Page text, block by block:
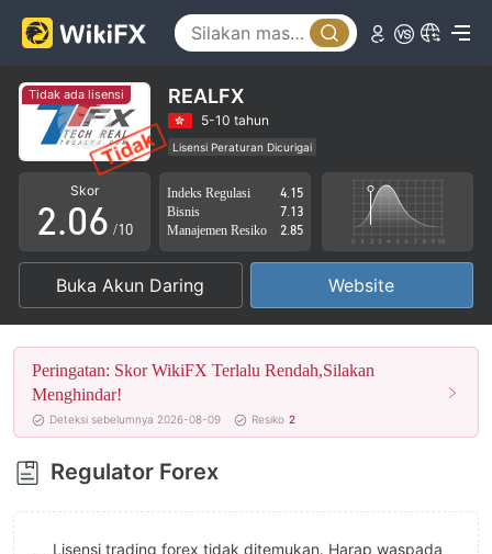
Tidak ada lisensi REALFX
5-10 tahun
Lisensi Peraturan Dicurigai
Lingkup Bisnis Mencurigakan
Potensi risiko tinggi
Skor
0
1
2
3
4
5
6
7
8
9
.0
1
2
3
4
5
6
7
2
3
4
5
6
7
8
9
/10
Indeks Regulasi
4.15
Bisnis
7.13
Manajemen Resiko
2.85
Buka Akun Daring Website
Peringatan: Skor WikiFX Terlalu Rendah,Silakan
Menghindar!
Deteksi sebelumnya 2026-08-09 Resiko 2
Regulator Forex
Lisensi trading forex tidak ditemukan. Harap waspada